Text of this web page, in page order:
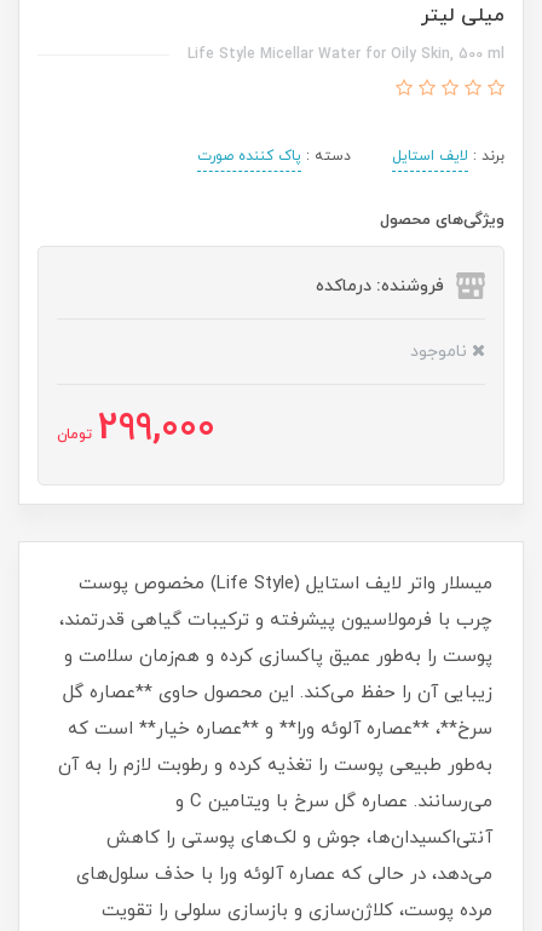
میلی لیتر
Life Style Micellar Water for Oily Skin, 500 ml
برند : لایف استایل دسته : پاک کننده صورت
ویژگی‌های محصول
فروشنده: درماکده
ناموجود
299,000 تومان
میسلار واتر لایف استایل (Life Style) مخصوص پوست
چرب با فرمولاسیون پیشرفته و ترکیبات گیاهی قدرتمند،
پوست را به‌طور عمیق پاکسازی کرده و هم‌زمان سلامت و
زیبایی آن را حفظ می‌کند. این محصول حاوی **عصاره گل
سرخ**، **عصاره آلوئه ورا** و **عصاره خیار** است که
به‌طور طبیعی پوست را تغذیه کرده و رطوبت لازم را به آن
می‌رسانند. عصاره گل سرخ با ویتامین C و
آنتی‌اکسیدان‌ها، جوش و لک‌های پوستی را کاهش
می‌دهد، در حالی که عصاره آلوئه ورا با حذف سلول‌های
مرده پوست، کلاژن‌سازی و بازسازی سلولی را تقویت